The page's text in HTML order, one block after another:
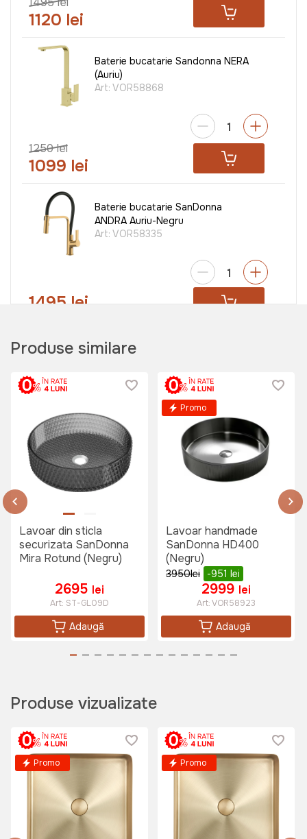
1120 lei
Baterie bucatarie Sandonna NERA
(Auriu)
Art: VOR58868
1250 lei
1099 lei
Baterie bucatarie SanDonna
ANDRA Auriu-Negru
Art: VOR58335
1495 lei
PRIMA DG baterie Dr: Gans (Bronz)
2299 lei
Baterie bucatarie SanDonna AGATA
995 lei
Produse similare
Lavoar din sticla
securizata SanDonna
Mira Rotund (Negru)
2695 lei
Art: ST-GL09D
Adaugă
Promo
Lavoar handmade
SanDonna HD400
(Negru)
3950lei -951 lei
2999 lei
Art:VOR58923
Adaugă
Produse vizualizate
Promo Promo